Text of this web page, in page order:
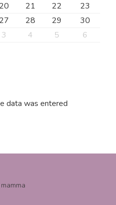
20 21 22
23
27 28 29
30
3 4 5 6
data was entered